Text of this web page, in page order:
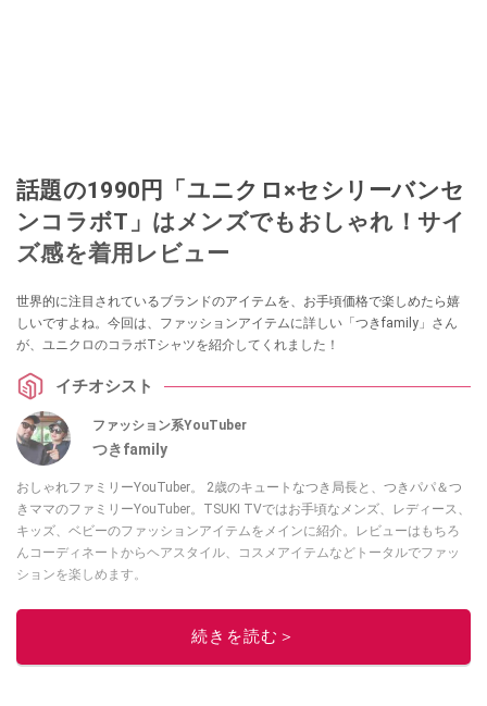
話題の1990円「ユニクロ×セシリーバンセ
ンコラボT」はメンズでもおしゃれ！サイ
ズ感を着用レビュー
世界的に注目されているブランドのアイテムを、お手頃価格で楽しめたら嬉
しいですよね。今回は、ファッションアイテムに詳しい「つきfamily」さん
が、ユニクロのコラボTシャツを紹介してくれました！
イチオシスト
ファッション系YouTuber
つきfamily
おしゃれファミリーYouTuber。 2歳のキュートなつき局長と、つきパパ＆つ
きママのファミリーYouTuber。TSUKI TVではお手頃なメンズ、レディース、
キッズ、ベビーのファッションアイテムをメインに紹介。レビューはもちろ
んコーディネートからヘアスタイル、コスメアイテムなどトータルでファッ
ションを楽しめます。
このイチオシストの他の記事を読む
続きを読む＞